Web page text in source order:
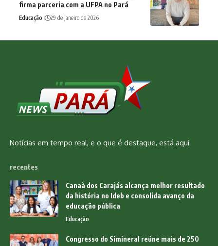
firma parceria com a UFPA no Pará
Educação 29 de janeiro de 2026
Notícias em tempo real, e o que é destaque, está aqui
recentes
Canaã dos Carajás alcança melhor resultado
da história no Ideb e consolida avanço da
educação pública
Educação
Congresso do Simineral reúne mais de 250